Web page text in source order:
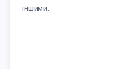
іншими.